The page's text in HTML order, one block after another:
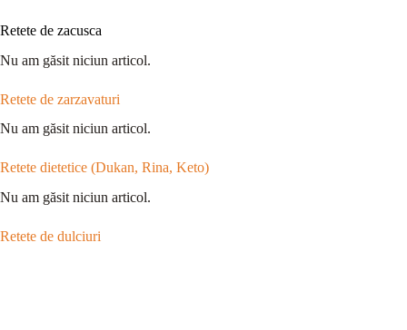
Retete de zacusca
Nu am găsit niciun articol.
Retete de zarzavaturi
Nu am găsit niciun articol.
Retete dietetice (Dukan, Rina, Keto)
Nu am găsit niciun articol.
Retete de dulciuri